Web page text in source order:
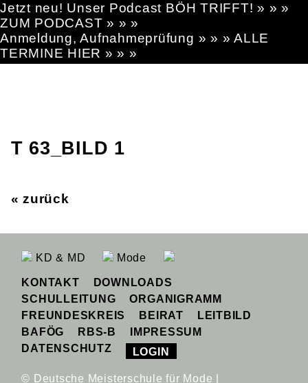
Jetzt neu! Unser Podcast BÖH TRIFFT! » » »
ZUM PODCAST » » »
Anmeldung, Aufnahmeprüfung » » » ALLE
TERMINE HIER » » »
T 63_BILD 1
« zurück
KD & MD Mode
KONTAKT
DOWNLOADS
SCHULLEITUNG
ORGANIGRAMM
FREUNDESKREIS
BEIRAT
LEITBILD
BAFÖG
RBS-B
IMPRESSUM
DATENSCHUTZ
LOGIN
© Deutsche Meisterschule für Mode |